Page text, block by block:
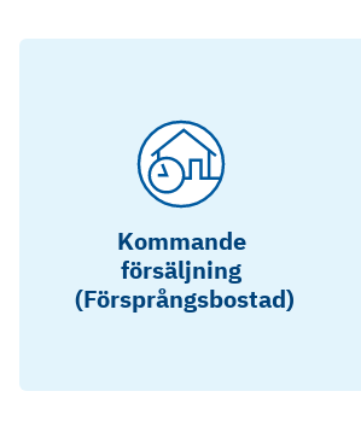
Kommande
försäljning
(Försprångsbostad)